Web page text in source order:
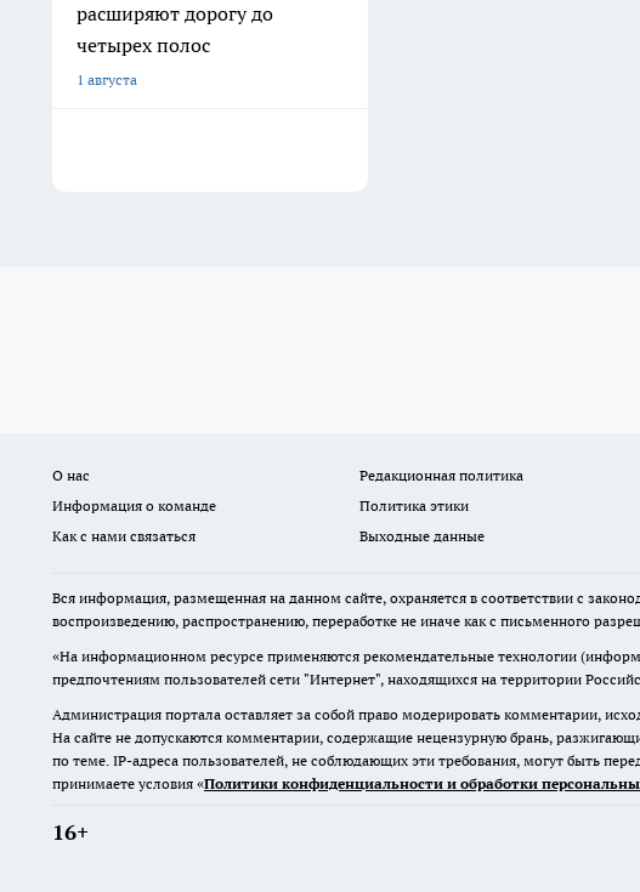
расширяют дорогу до
четырех полос
1 августа
О нас Редакционная политика
Информация о команде
Политика этики
Как с нами связаться
Выходные данные
Вся информация, размещенная на данном сайте, охраняется в соответствии с
воспроизведению, распространению, переработке не иначе как с письменного
«На информационном ресурсе применяются рекомендательные технологии
предпочтениям пользователей сети "Интернет", находящихся на территории
Администрация портала оставляет за собой право модерировать комментарии,
На сайте не допускаются комментарии, содержащие нецензурную брань,
по теме. IP-адреса пользователей, не соблюдающих эти требования, могут быть
принимаете условия «Политики конфиденциальности и обработки
16+